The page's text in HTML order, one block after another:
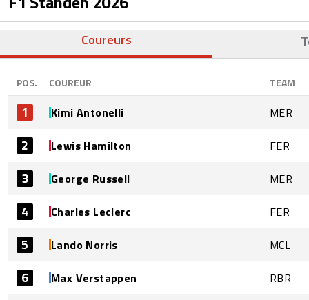
Coureurs
POS. COUREUR TEAM
1 Kimi Antonelli MER
2 Lewis Hamilton FER
3 George Russell MER
4 Charles Leclerc FER
5 Lando Norris MCL
6 Max Verstappen RBR